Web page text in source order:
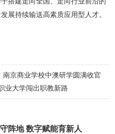
展持续输送高素质应用型人才。
南京商业学校中澳研学圆满收官
业大学闯出职教新路
阵地 数字赋能育新人